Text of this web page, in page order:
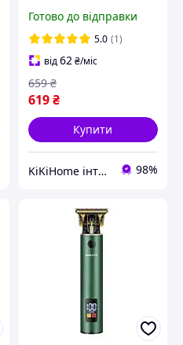
Готово до відправки
5.0 (1)
від62₴/міс
619₴
659 ₴
Купити
KiKiHome інтернет-магазин якісних товарів для дому 98%